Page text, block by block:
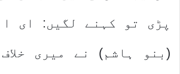
پڑی تو کہنے لگیں: ای
(بنو ہاشم) نے میری